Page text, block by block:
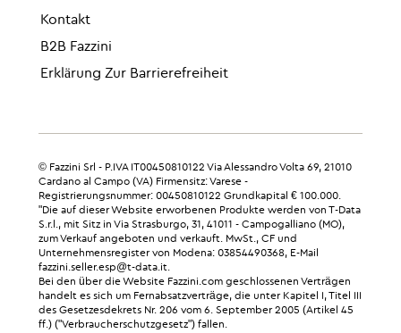
Kontakt
B2B Fazzini
Erklärung Zur Barrierefreiheit
© Fazzini Srl - P.IVA IT00450810122 Via Alessandro Volta 69, 21010
Cardano al Campo (VA) Firmensitz: Varese -
Registrierungsnummer: 00450810122 Grundkapital € 100.000.
"Die auf dieser Website erworbenen Produkte werden von T-Data
S.r.l., mit Sitz in Via Strasburgo, 31, 41011 - Campogalliano (MO),
zum Verkauf angeboten und verkauft. MwSt., CF und
Unternehmensregister von Modena: 03854490368, E-Mail
fazzini.seller.esp@t-data.it.
Bei den über die Website Fazzini.com geschlossenen Verträgen
handelt es sich um Fernabsatzverträge, die unter Kapitel I, Titel III
des Gesetzesdekrets Nr. 206 vom 6. September 2005 (Artikel 45
ff.) ("Verbraucherschutzgesetz") fallen.